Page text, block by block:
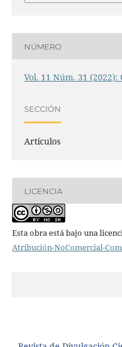
NÚMERO
Vol. 11 Núm. 31
SECCIÓN
Artículos
LICENCIA
Esta obra está bajo una
Atribución-NoComercial-